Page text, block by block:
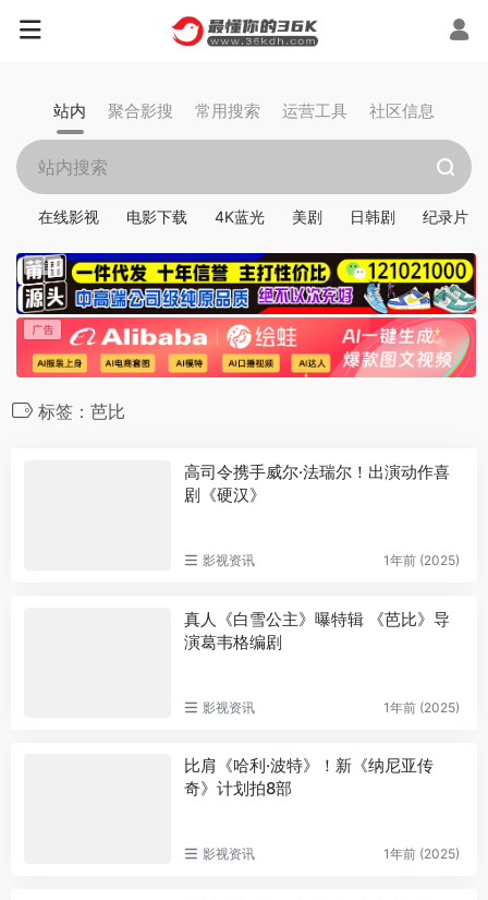
站内 聚合影搜 常用搜索 运营工具 社区信息
在线影视 电影下载 4K蓝光 美剧 日韩剧 纪录片
标签：芭比
高司令携手威尔·法瑞尔！出演动作喜
剧《硬汉》
影视资讯 1年前 (2025)
真人《白雪公主》曝特辑 《芭比》导
演葛韦格编剧
影视资讯 1年前 (2025)
比肩《哈利·波特》！新《纳尼亚传
奇》计划拍8部
影视资讯 1年前 (2025)